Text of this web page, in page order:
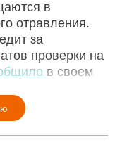
в
отравления.
за
проверки на
в своем